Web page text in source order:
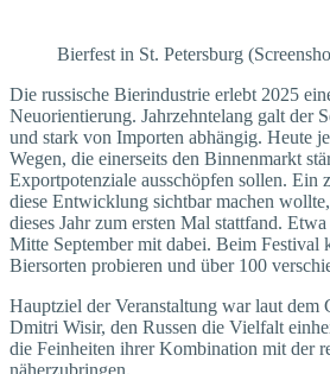
Bierfest in St. Petersburg
Die russische Bierindustrie erlebt 2025
Neuorientierung. Jahrzehntelang galt der
und stark von Importen abhängig. Heute
Wegen, die einerseits den Binnenmarkt
Exportpotenziale ausschöpfen sollen. Ein
diese Entwicklung sichtbar machen
dieses Jahr zum ersten Mal stattfand.
Mitte September mit dabei. Beim Festival
Biersorten probieren und über 100
Hauptziel der Veranstaltung war laut
Dmitri Wisir, den Russen die Vielfalt
die Feinheiten ihrer Kombination mit der